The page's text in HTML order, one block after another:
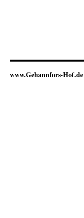
www.Gehannfors-Hof.de